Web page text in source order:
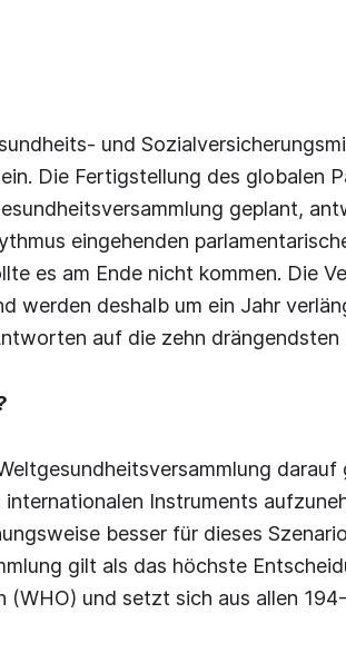
und
Die Fertigstellung des globalen
geplant,
eingehenden
es am Ende nicht kommen. Die
werden deshalb um ein Jahr
auf die zehn drängendsten
darauf
Instruments
besser für dieses
gilt als das höchste
(WHO) und setzt sich aus allen